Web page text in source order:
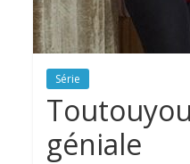
Série
géniale